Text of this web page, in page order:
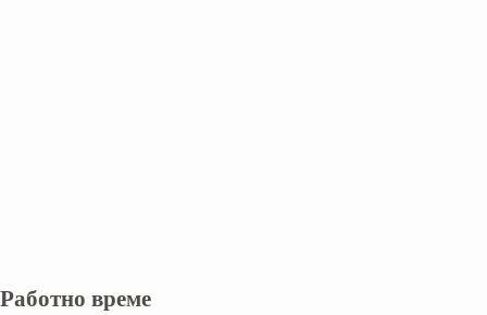
Работно време